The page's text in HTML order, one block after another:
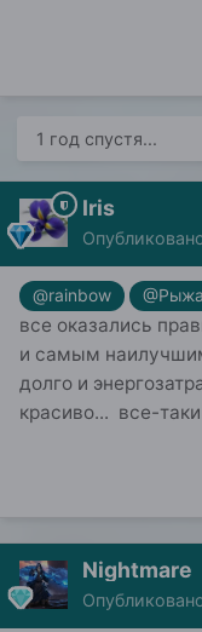
1 год спустя...
Iris
@rainbow
все оказались
и самым
долго и
красиво... все-
Nightmare